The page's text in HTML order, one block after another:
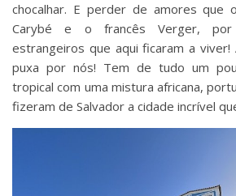
chocalhar. E perder de amores que
Carybé e o francês Verger, por
estrangeiros que aqui ficaram a viver!
puxa por nós! Tem de tudo um
tropical com uma mistura africana,
fizeram de Salvador a cidade incrível